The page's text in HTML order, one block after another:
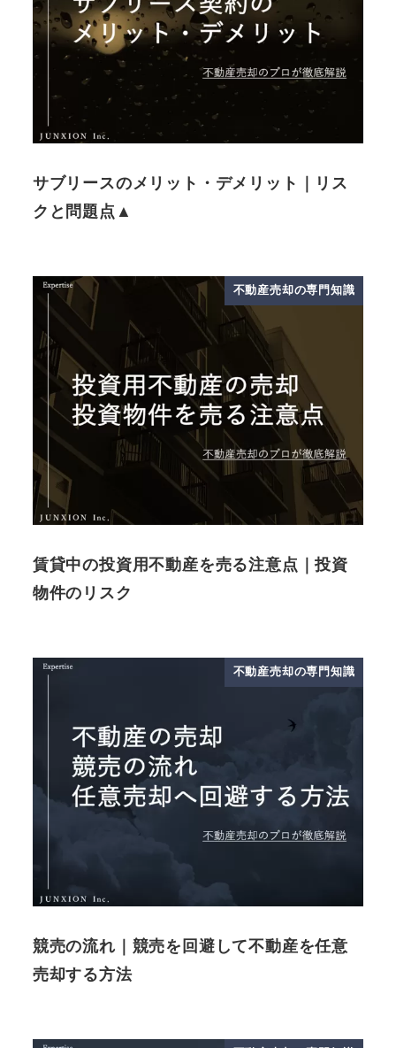
サブリースのメリット・デメリット｜リス
クと問題点▲
不動産売却の専門知識
賃貸中の投資用不動産を売る注意点｜投資
物件のリスク
不動産売却の専門知識
競売の流れ｜競売を回避して不動産を任意
売却する方法